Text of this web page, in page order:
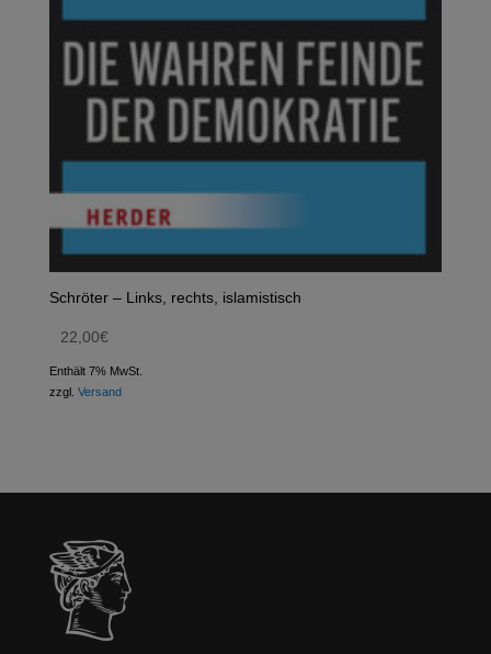
Schröter – Links, rechts, islamistisch
22,00€
Enthält 7% MwSt.
zzgl. Versand